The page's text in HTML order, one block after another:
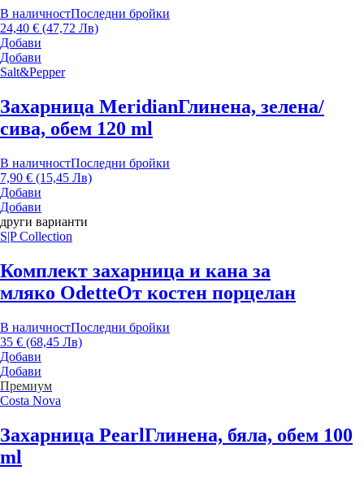
В наличностПоследни бройки
24,40 € (47,72 Лв)
Добави
Добави
Salt&Pepper
Захарница MeridianГлинена, зелена/
сива, обем 120 ml
В наличностПоследни бройки
7,90 € (15,45 Лв)
Добави
Добави
други варианти
S|P Collection
Комплект захарница и кана за
мляко OdetteОт костен порцелан
В наличностПоследни бройки
35 € (68,45 Лв)
Добави
Добави
Премиум
Costa Nova
Захарница PearlГлинена, бяла, обем 100
ml